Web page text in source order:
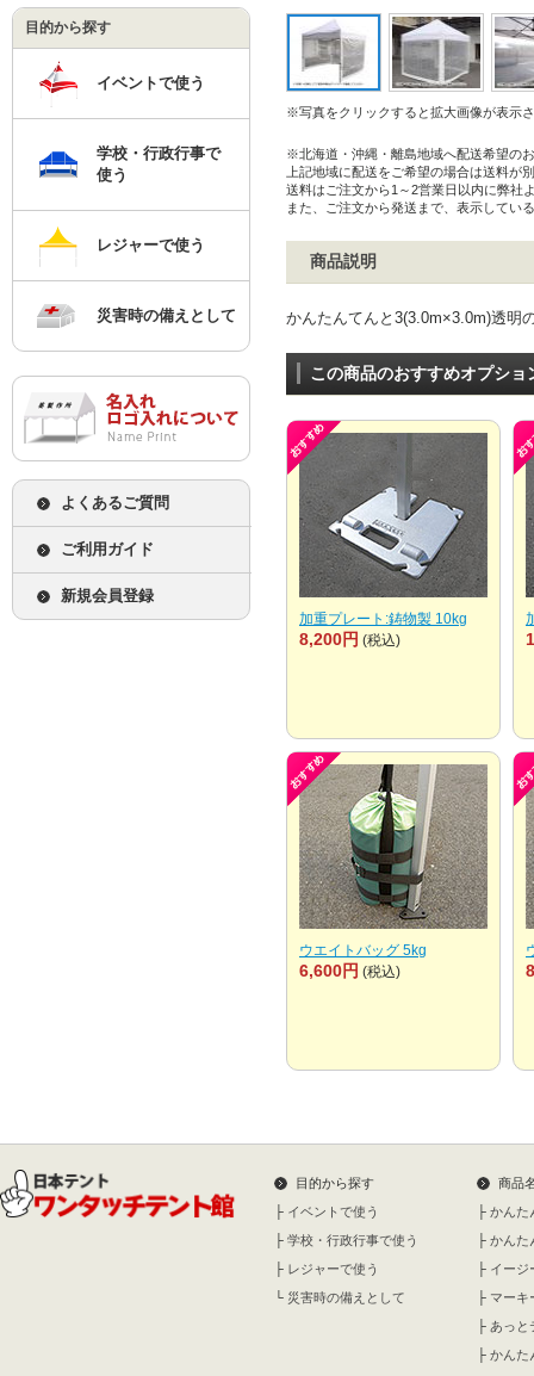
目的から探す
イベントで使う
学校・行政行事で
使う
レジャーで使う
災害時の備えとして
よくあるご質問
ご利用ガイド
新規会員登録
※写真をクリックすると拡大画像が表示
※北海道・沖縄・離島地域へ配送希望の
上記地域に配送をご希望の場合は送料が
送料はご注文から1～2営業日以内に弊社
また、ご注文から発送まで、表示してい
商品説明
かんたんてんと3(3.0m×3.0m)透明
この商品のおすすめオプショ
加重プレート:鋳物製 10kg
8,200円 (税込)
ウエイトバッグ 5kg
6,600円 (税込)
目的から探す
├ イベントで使う
├ 学校・行政行事で使う
├ レジャーで使う
└ 災害時の備えとして
商品
├ かんた
├ かんた
├ イージ
├ マーキ
├ あっと
├ かんた